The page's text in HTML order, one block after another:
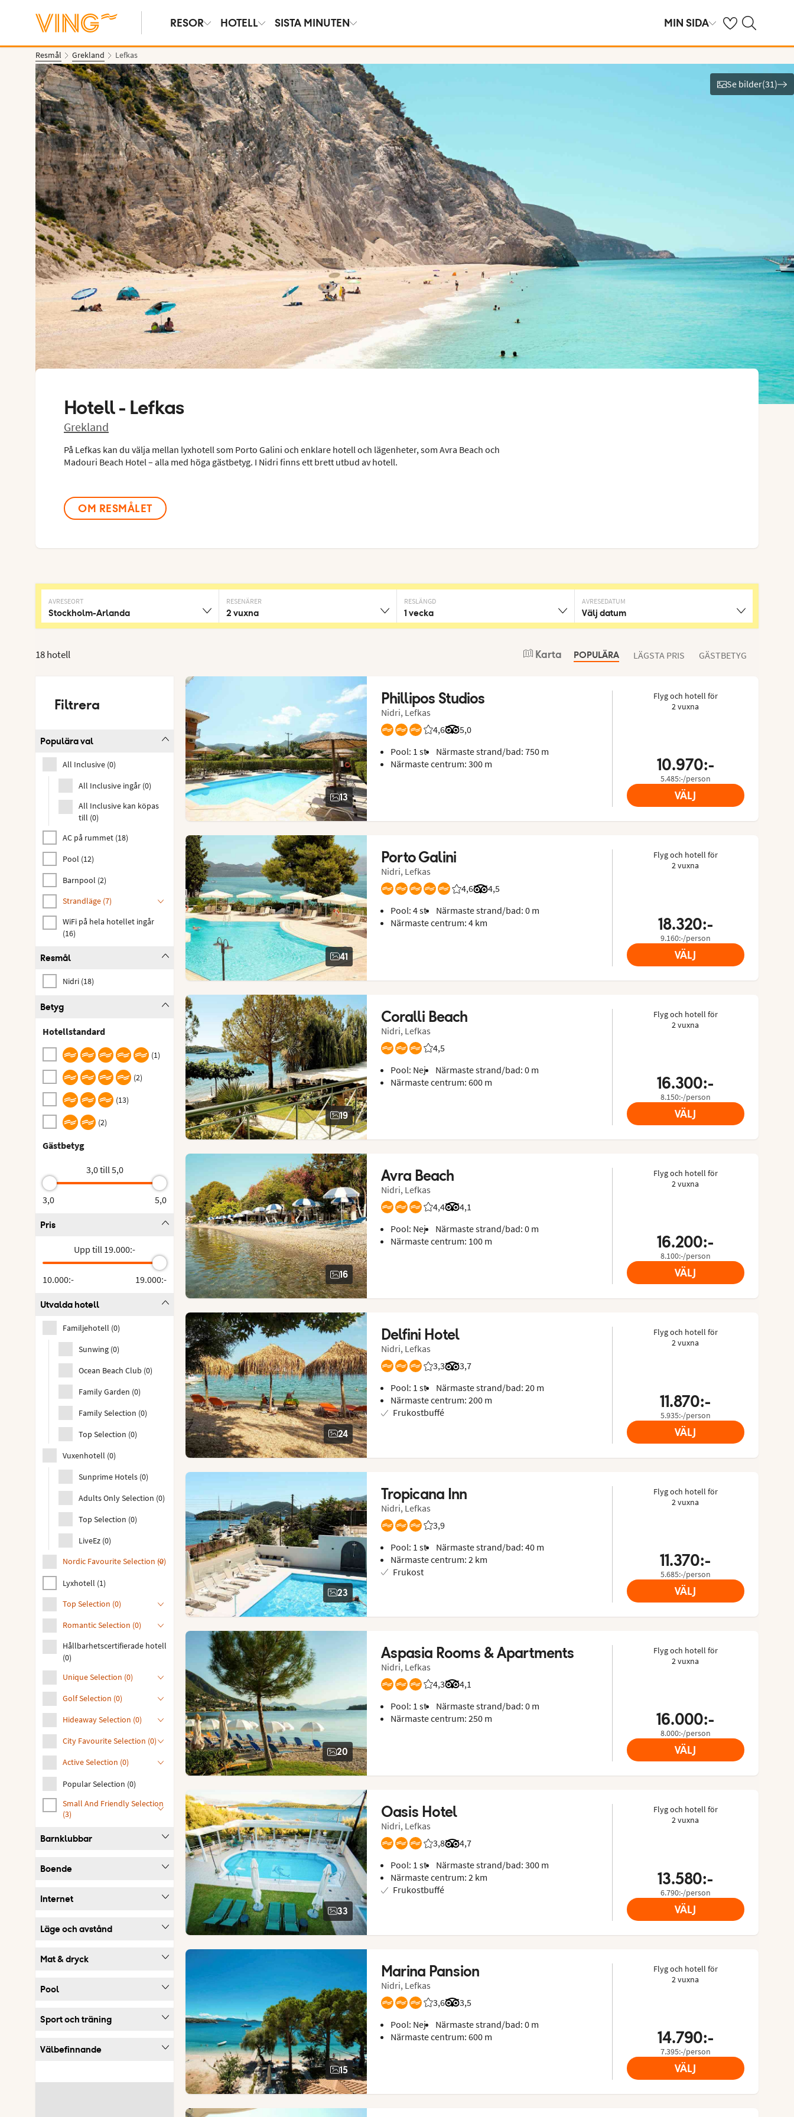
RESOR HOTELL SISTA MINUTEN MIN SIDA Se dina sparade
Sök på ving.se
Resmål Grekland Lefkas
Se bilder
Se bilder(31)
Hotell - Lefkas
Grekland
På Lefkas kan du välja mellan lyxhotell som Porto Galini och enklare hotell och lägenheter, som Avra Beach och
Madouri Beach Hotel – alla med höga gästbetyg. I Nidri finns ett brett utbud av hotell.
OM RESMÅLET
AVRESEORT
Stockholm-Arlanda
RESENÄRER
2 vuxna
RESLÄNGD
1 vecka
AVRESEDATUM
Välj datum
POPULÄRA LÄGSTA PRIS GÄSTBETYG
18 hotell Karta
Filtrera
Populära val
All Inclusive (0)
All Inclusive ingår (0)
All Inclusive kan köpas
till (0)
AC på rummet (18)
Pool (12)
Barnpool (2)
Strandläge (7)
WiFi på hela hotellet ingår
(16)
Resmål
Nidri (18)
Betyg
Hotellstandard
(1)
(2)
(13)
(2)
Gästbetyg
3,0 till 5,0
3,0 5,0
Pris
Upp till 19.000:-
10.000:- 19.000:-
Utvalda hotell
Familjehotell (0)
Sunwing (0)
Ocean Beach Club (0)
Family Garden (0)
Family Selection (0)
Top Selection (0)
Vuxenhotell (0)
Sunprime Hotels (0)
Adults Only Selection (0)
Top Selection (0)
LiveEz (0)
Nordic Favourite Selection (0)
Lyxhotell (1)
Top Selection (0)
Romantic Selection (0)
Hållbarhetscertifierade hotell
(0)
Unique Selection (0)
Golf Selection (0)
Hideaway Selection (0)
City Favourite Selection (0)
Active Selection (0)
Popular Selection (0)
Small And Friendly Selection
(3)
Barnklubbar
Boende
Internet
Läge och avstånd
Mat & dryck
Pool
Sport och träning
Välbefinnande
13
Phillipos Studios
Nidri, Lefkas
4,6
Betyg från Vings gäster: 4.589/5
5,0
Betyg från Tripadvisor: 5 of 5
Pool: 1 st
Närmaste strand/bad: 750 m
Närmaste centrum: 300 m
Flyg och hotell för
2 vuxna
10.970:-
5.485:-/person
VÄLJ
41
Porto Galini
Nidri, Lefkas
4,6
Betyg från Vings gäster: 4.574/5
4,5
Betyg från Tripadvisor: 4.5 of 5
Pool: 4 st
Närmaste strand/bad: 0 m
Närmaste centrum: 4 km
Flyg och hotell för
2 vuxna
18.320:-
9.160:-/person
VÄLJ
19
Coralli Beach
Nidri, Lefkas
4,5
Betyg från Vings gäster: 4.455/5
Pool: Nej
Närmaste strand/bad: 0 m
Närmaste centrum: 600 m
Flyg och hotell för
2 vuxna
16.300:-
8.150:-/person
VÄLJ
16
Avra Beach
Nidri, Lefkas
4,4
Betyg från Vings gäster: 4.441/5
4,1
Betyg från Tripadvisor: 4.1 of 5
Pool: Nej
Närmaste strand/bad: 0 m
Närmaste centrum: 100 m
Flyg och hotell för
2 vuxna
16.200:-
8.100:-/person
VÄLJ
24
Delfini Hotel
Nidri, Lefkas
3,3
Betyg från Vings gäster: 3.346/5
3,7
Betyg från Tripadvisor: 3.7 of 5
Pool: 1 st
Närmaste strand/bad: 20 m
Närmaste centrum: 200 m
Frukostbuffé
Flyg och hotell för
2 vuxna
11.870:-
5.935:-/person
VÄLJ
23
Tropicana Inn
Nidri, Lefkas
3,9
Betyg från Vings gäster: 3.86/5
Pool: 1 st
Närmaste strand/bad: 40 m
Närmaste centrum: 2 km
Frukost
Flyg och hotell för
2 vuxna
11.370:-
5.685:-/person
VÄLJ
20
Aspasia Rooms & Apartments
Nidri, Lefkas
4,3
Betyg från Vings gäster: 4.325/5
4,1
Betyg från Tripadvisor: 4.1 of 5
Pool: 1 st
Närmaste strand/bad: 0 m
Närmaste centrum: 250 m
Flyg och hotell för
2 vuxna
16.000:-
8.000:-/person
VÄLJ
33
Oasis Hotel
Nidri, Lefkas
3,8
Betyg från Vings gäster: 3.8/5
4,7
Betyg från Tripadvisor: 4.7 of 5
Pool: 1 st
Närmaste strand/bad: 300 m
Närmaste centrum: 2 km
Frukostbuffé
Flyg och hotell för
2 vuxna
13.580:-
6.790:-/person
VÄLJ
15
Marina Pansion
Nidri, Lefkas
3,6
Betyg från Vings gäster: 3.609/5
3,5
Betyg från Tripadvisor: 3.5 of 5
Pool: Nej
Närmaste strand/bad: 0 m
Närmaste centrum: 600 m
Flyg och hotell för
2 vuxna
14.790:-
7.395:-/person
VÄLJ